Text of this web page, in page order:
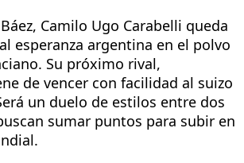
Camilo Ugo Carabelli queda
esperanza argentina en el polvo
Su próximo rival,
de vencer con facilidad al suizo
un duelo de estilos entre dos
sumar puntos para subir en